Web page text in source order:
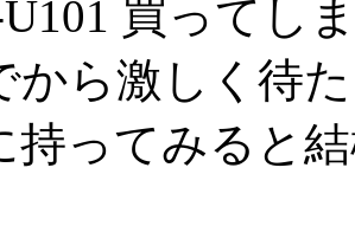
買ってし
から激しく待
持ってみると